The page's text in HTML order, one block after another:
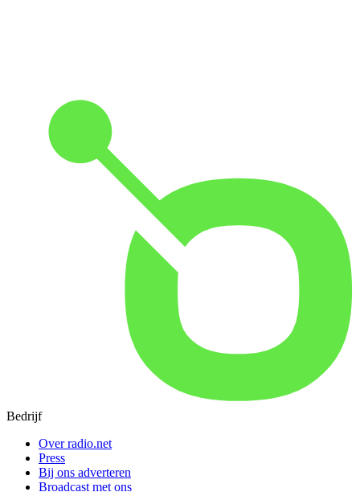
Bedrijf
Over radio.net
Press
Bij ons adverteren
Broadcast met ons